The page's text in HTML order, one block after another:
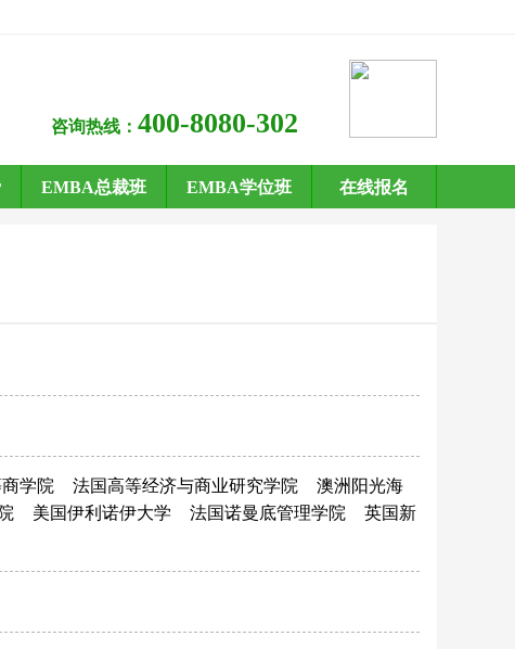
咨询热线： 400-8080-302
EMBA总裁班 EMBA学位班 在线报名
学院 法国高等经济与商业研究学院
澳洲阳光海
美国伊利诺伊大学 法国诺曼底管理学院
英国新